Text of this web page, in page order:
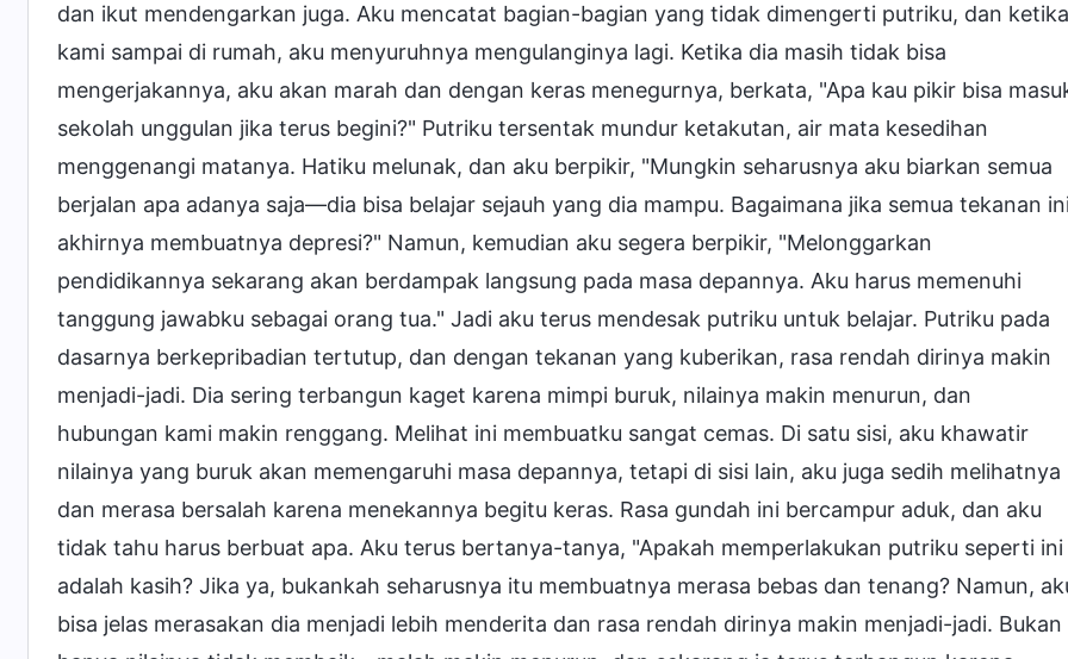
dan ikut mendengarkan juga. Aku mencatat bagian-bagian yang tidak dimengerti putriku, dan ketika
kami sampai di rumah, aku menyuruhnya mengulanginya lagi. Ketika dia masih tidak bisa
mengerjakannya, aku akan marah dan dengan keras menegurnya, berkata, "Apa kau pikir bisa
sekolah unggulan jika terus begini?" Putriku tersentak mundur ketakutan, air mata kesedihan
menggenangi matanya. Hatiku melunak, dan aku berpikir, "Mungkin seharusnya aku biarkan semua
berjalan apa adanya saja—dia bisa belajar sejauh yang dia mampu. Bagaimana jika semua tekanan
akhirnya membuatnya depresi?" Namun, kemudian aku segera berpikir, "Melonggarkan
pendidikannya sekarang akan berdampak langsung pada masa depannya. Aku harus memenuhi
tanggung jawabku sebagai orang tua." Jadi aku terus mendesak putriku untuk belajar. Putriku pada
dasarnya berkepribadian tertutup, dan dengan tekanan yang kuberikan, rasa rendah dirinya makin
menjadi-jadi. Dia sering terbangun kaget karena mimpi buruk, nilainya makin menurun, dan
hubungan kami makin renggang. Melihat ini membuatku sangat cemas. Di satu sisi, aku khawatir
nilainya yang buruk akan memengaruhi masa depannya, tetapi di sisi lain, aku juga sedih melihatnya
dan merasa bersalah karena menekannya begitu keras. Rasa gundah ini bercampur aduk, dan aku
tidak tahu harus berbuat apa. Aku terus bertanya-tanya, "Apakah memperlakukan putriku seperti ini
adalah kasih? Jika ya, bukankah seharusnya itu membuatnya merasa bebas dan tenang? Namun,
bisa jelas merasakan dia menjadi lebih menderita dan rasa rendah dirinya makin menjadi-jadi. Bukan